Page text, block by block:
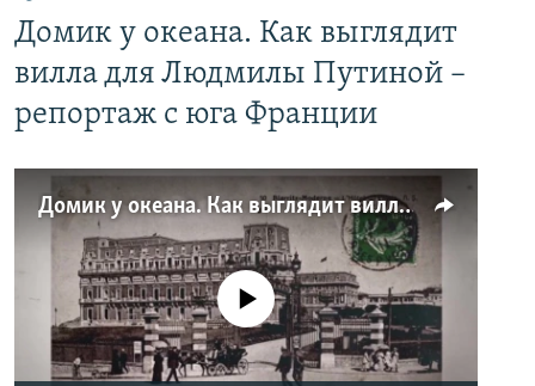
Домик у океана. Как выглядит
вилла для Людмилы Путиной –
репортаж с юга Франции
Домик у океана. Как выглядит вилла для Людмилы Путиной – репортаж с юга Франции
No media source currently available